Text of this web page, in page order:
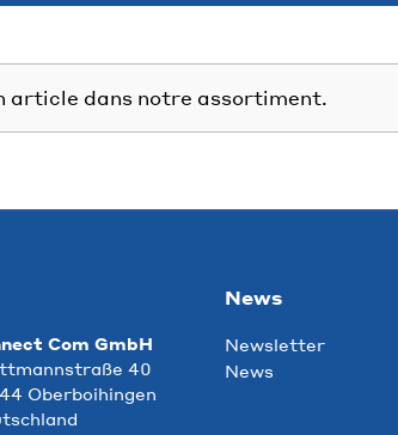
article dans notre assortiment.
Com GmbH
40
Oberboihingen
News
Newsletter
News